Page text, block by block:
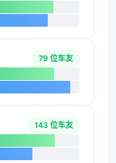
79 位车友
143 位车友